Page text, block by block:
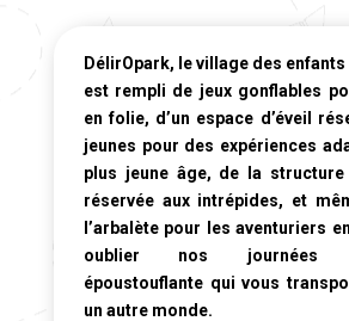
DélirOpark, le village des enfants
est rempli de jeux gonflables
en folie, d’un espace d’éveil
jeunes pour des expériences
plus jeune âge, de la structure
réservée aux intrépides, et
l’arbalète pour les aventuriers
oublier nos journées
époustouflante qui vous
un autre monde.